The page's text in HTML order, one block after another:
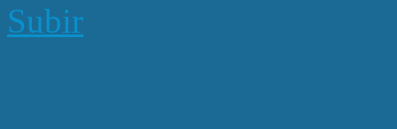
Subir